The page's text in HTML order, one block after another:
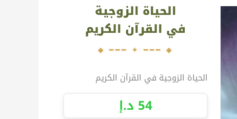
الحياة الزوجية
في القرآن الكريم
الحياة الزوجية في القرآن الكريم
54 د.إ